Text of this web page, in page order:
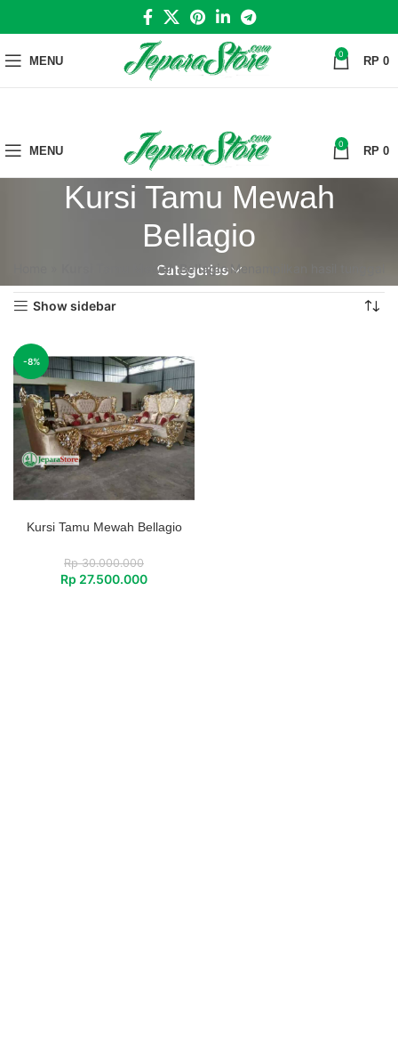
MENU 0 RP 0
MENU 0 RP 0
Kursi Tamu Mewah
Bellagio
Categories
Kursi Tamu Mewah Bellagio Menampilkan hasil tunggal
Show sidebar
-8%
Kursi Tamu Mewah Bellagio
Rp30.000.000
Rp 27.500.000